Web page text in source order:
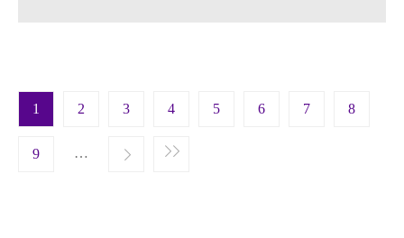
Pagination
1 2 3 4 5 6 7 8
9 …
Next › Last »
page